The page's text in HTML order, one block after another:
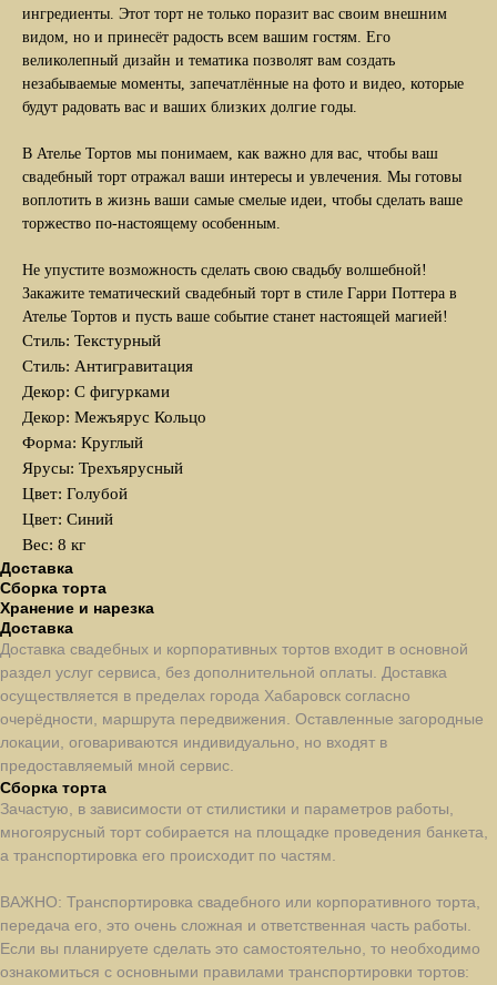
ингредиенты. Этот торт не только поразит вас своим внешним
видом, но и принесёт радость всем вашим гостям. Его
великолепный дизайн и тематика позволят вам создать
незабываемые моменты, запечатлённые на фото и видео, которые
будут радовать вас и ваших близких долгие годы.
В Ателье Тортов мы понимаем, как важно для вас, чтобы ваш
свадебный торт отражал ваши интересы и увлечения. Мы готовы
воплотить в жизнь ваши самые смелые идеи, чтобы сделать ваше
торжество по-настоящему особенным.
Не упустите возможность сделать свою свадьбу волшебной!
Закажите тематический свадебный торт в стиле Гарри Поттера в
Ателье Тортов и пусть ваше событие станет настоящей магией!
Стиль: Текстурный
Стиль: Антигравитация
Декор: С фигурками
Декор: Межъярус Кольцо
Форма: Круглый
Ярусы: Трехъярусный
Цвет: Голубой
Цвет: Синий
Вес: 8 кг
Доставка
Сборка торта
Хранение и нарезка
Доставка
Доставка свадебных и корпоративных тортов входит в основной
раздел услуг сервиса, без дополнительной оплаты. Доставка
осуществляется в пределах города Хабаровск согласно
очерёдности, маршрута передвижения. Оставленные загородные
локации, оговариваются индивидуально, но входят в
предоставляемый мной сервис.
Сборка торта
Зачастую, в зависимости от стилистики и параметров работы,
многоярусный торт собирается на площадке проведения банкета,
а транспортировка его происходит по частям.
ВАЖНО: Транспортировка свадебного или корпоративного торта,
передача его, это очень сложная и ответственная часть работы.
Если вы планируете сделать это самостоятельно, то необходимо
ознакомиться с основными правилами транспортировки тортов: